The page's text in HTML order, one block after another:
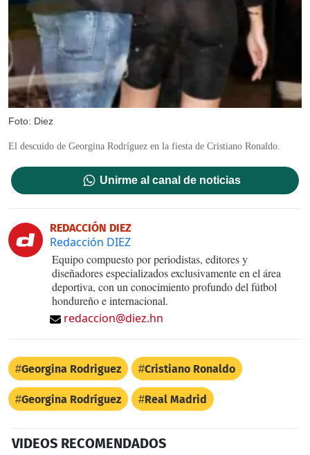
Foto: Diez
El descuido de Georgina Rodríguez en la fiesta de Cristiano Ronaldo.
Unirme al canal de noticias
REDACCIÓN DIEZ
Redacción DIEZ
Equipo compuesto por periodistas, editores y
diseñadores especializados exclusivamente en el área
deportiva, con un conocimiento profundo del fútbol
hondureño e internacional.
redaccion@diez.hn
Georgina Rodriguez Cristiano Ronaldo
Georgina Rodríguez Real Madrid
VIDEOS RECOMENDADOS